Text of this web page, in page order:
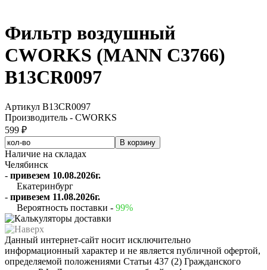
Фильтр воздушный
CWORKS (MANN C3766)
B13CR0097
Артикул B13CR0097
Производитель - CWORKS
599 ₽
Наличие на складах
Челябинск
- привезем 10.08.2026г.
Екатеринбург
- привезем 11.08.2026г.
Вероятность поставки - 99%
Данный интернет-сайт носит исключительно
информационный характер и не является публичной офертой,
определяемой положениями Статьи 437 (2) Гражданского